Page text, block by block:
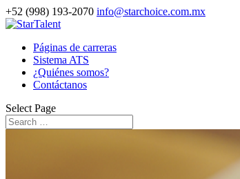
+52 (998) 193-2070 info@starchoice.com.mx
Páginas de carreras
Sistema ATS
¿Quiénes somos?
Contáctanos
Select Page